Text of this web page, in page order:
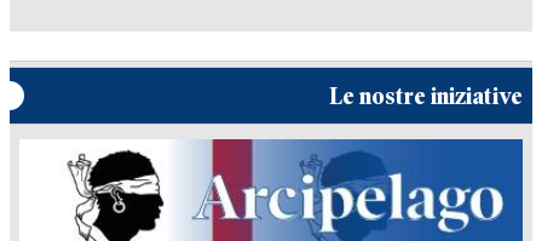
Le nostre iniziative